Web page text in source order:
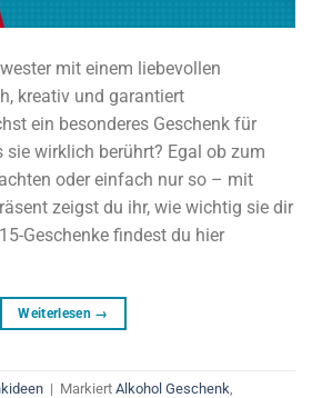
mit einem liebevollen
kreativ und garantiert
ein besonderes Geschenk für
sie wirklich berührt? Egal ob zum
oder einfach nur so – mit
zeigst du ihr, wie wichtig sie dir
Geschenke findest du hier
Weiterlesen →
| Markiert Alkohol Geschenk